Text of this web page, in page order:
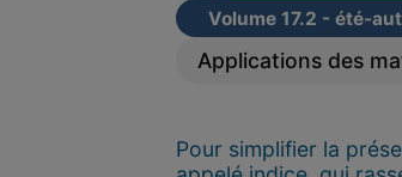
Volume 17.2 - été-
Applications des
Pour simplifier la